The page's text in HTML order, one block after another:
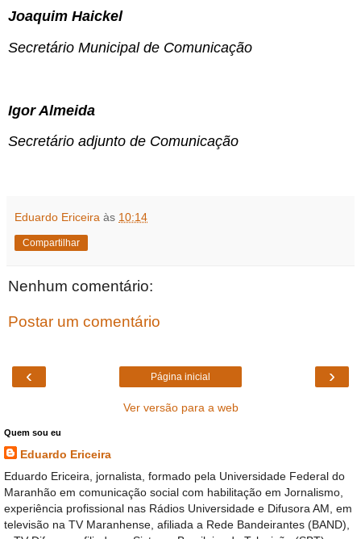
Joaquim Haickel
Secretário Municipal de Comunicação
Igor Almeida
Secretário adjunto de Comunicação
Eduardo Ericeira às 10:14
Compartilhar
Nenhum comentário:
Postar um comentário
‹ ›
Página inicial
Ver versão para a web
Quem sou eu
Eduardo Ericeira
Eduardo Ericeira, jornalista, formado pela Universidade Federal do
Maranhão em comunicação social com habilitação em Jornalismo,
experiência profissional nas Rádios Universidade e Difusora AM, em
televisão na TV Maranhense, afiliada a Rede Bandeirantes (BAND),